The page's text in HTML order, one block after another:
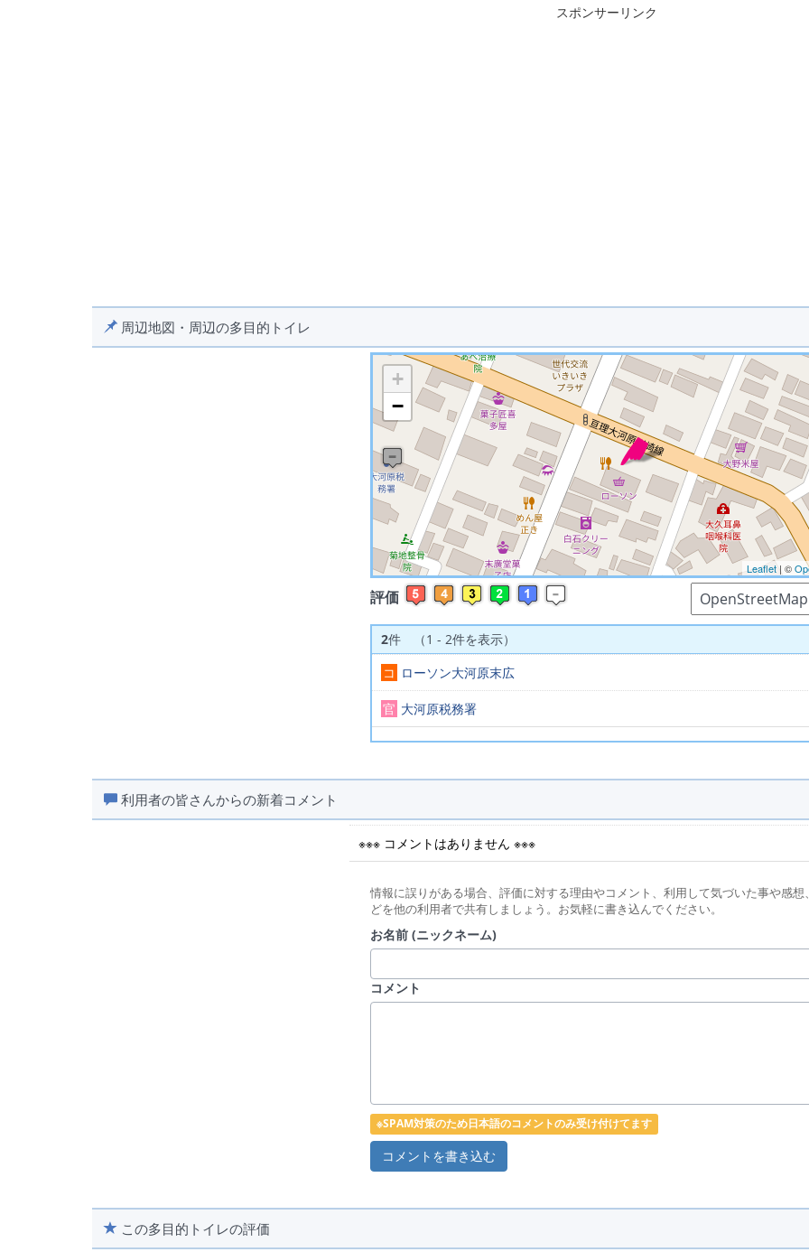
スポンサーリンク
周辺地図・周辺の多目的トイレ
※ マップを検索、表示中です ※
+
−
Leaflet| ©
評価
2件 （1 - 2件を表示）
コ ローソン大河原末広
官 大河原税務署
利用者の皆さんからの新着コメント
※※※ コメントはありません ※※※
情報に誤りがある場合、評価に対する理由やコメント、利用して気づいた事や感想
どを他の利用者で共有しましょう。お気軽に書き込んでください。
お名前 (ニックネーム)
コメント
※SPAM対策のため日本語のコメントのみ受け付けてます
この多目的トイレの評価